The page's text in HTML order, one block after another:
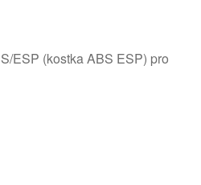
ESP (kostka ABS ESP) pro